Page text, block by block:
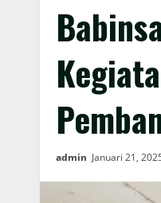
admin Januari 21,